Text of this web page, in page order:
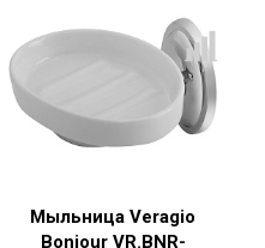
Мыльница Veragio
Bonjour VR.BNR-